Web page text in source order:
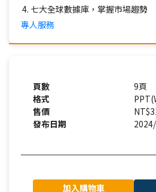
七大全球數據庫，掌握市場趨勢
專人服務
頁數
9頁
格式
售價
發布日期
加入購物車